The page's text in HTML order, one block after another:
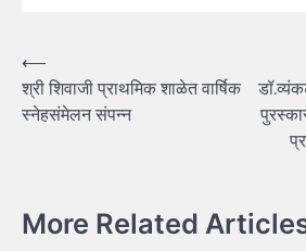
Post
navigation
⟵
श्री शिवाजी प्राथमिक शाळेत वार्षिक
स्नेहसंमेलन संपन्न
More Related